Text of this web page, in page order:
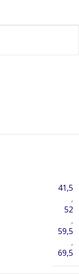
41,5
,
52
,
59,5
,
69,5